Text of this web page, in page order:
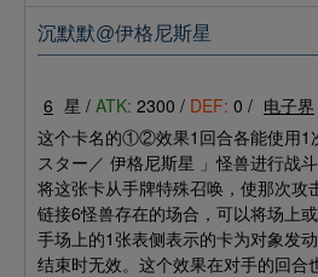
沉默默@伊格尼斯星
6 星 / ATK: 2300 / DEF: 0 / 电子界
这个卡名的①②效果1回合各能使用1
スター／ 伊格尼斯星 」怪兽进行战
将这张卡从手牌特殊召唤，使那次
链接6怪兽存在的场合，可以将场上
手场上的1张表侧表示的卡为对象发
结束时无效。这个效果在对手的回合